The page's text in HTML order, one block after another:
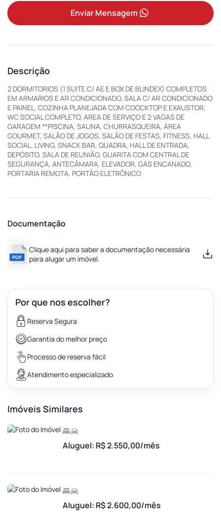
Enviar Mensagem
Descrição
2 DORMITORIOS (1 SUITE C/ AE E BOX DE BLINDEX) COMPLETOS
EM ARMARIOS E AR CONDICIONADO, SALA C/ AR CONDICIONADO
E PAINEL, COZINHA PLANEJADA COM COOCKTOP E EXAUSTOR,
WC SOCIAL COMPLETO, AREA DE SERVIÇO E 2 VAGAS DE
GARAGEM **PISCINA, SAUNA, CHURRASQUEIRA, ÁREA
GOURMET, SALÃO DE JOGOS, SALÃO DE FESTAS, FITNESS, HALL
SOCIAL, LIVING, SNACK BAR, QUADRA, HALL DE ENTRADA,
DEPÓSITO, SALA DE REUNIÃO, GUARITA COM CENTRAL DE
SEGURANÇA, ANTECÂMARA, ELEVADOR, GÁS ENCANADO,
PORTARIA REMOTA, PORTÃO ELETRÔNICO
Documentação
Clique aqui para saber a documentação necessária
para alugar um imóvel.
Por que nos escolher?
Reserva Segura
Garantia do melhor preço
Processo de reserva fácil
Atendimento especializado
Imóveis Similares
Aluguel: R$ 2.550,00/mês
Aluguel: R$ 2.600,00/mês